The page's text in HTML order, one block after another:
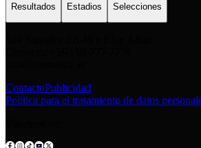
Resultados Estadios Selecciones
ContactoPublicidad
Política para el tratamiento de datos